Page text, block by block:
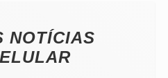
NOTÍCIAS